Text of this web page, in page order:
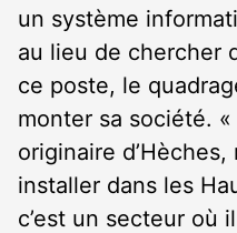
un système
au lieu de chercher
ce poste, le
monter sa société.
originaire
installer dans les
c’est un secteur où